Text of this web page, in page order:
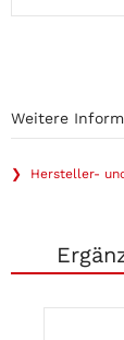
Weitere
❯ Hersteller-